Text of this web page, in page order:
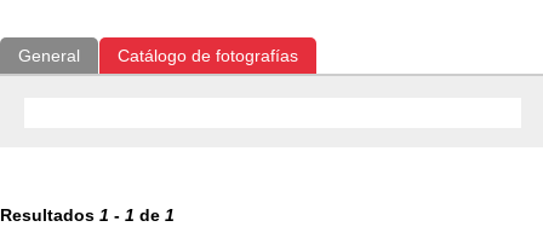
General Catálogo de fotografías
Resultados 1 - 1 de 1